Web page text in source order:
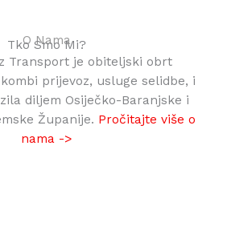
O Nama
Tko Smo Mi?
Transport je obiteljski obrt
prijevoz, usluge selidbe, i
diljem Osiječko-Baranjske i
Županije. Pročitajte više o
nama ->